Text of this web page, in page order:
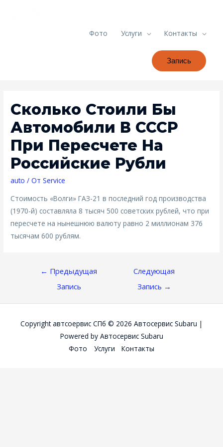
Фото Услуги Контакты
Запись
Сколько Стоили Бы
Автомобили В СССР
При Пересчете На
Российские Рубли
auto / От Service
Стоимость «Волги» ГАЗ-21 в последний год производства
(1970-й) составляла 8 тысяч 500 советских рублей, что при
пересчете на нынешнюю валюту равно 2 миллионам 376
тысячам 600 рублям.
Навигация
Записям
← Предыдущая
Запись
Следующая
Запись →
Copyright автсоервис СПб © 2026 Автосервис Subaru |
Powered by Автосервис Subaru
Фото
Услуги Контакты